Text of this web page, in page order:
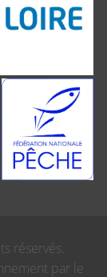
réservés.
par le